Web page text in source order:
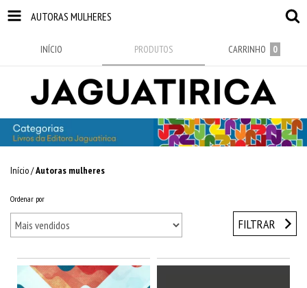
AUTORAS MULHERES
INÍCIO PRODUTOS CARRINHO 0
Início/Autoras mulheres
Ordenar por
FILTRAR